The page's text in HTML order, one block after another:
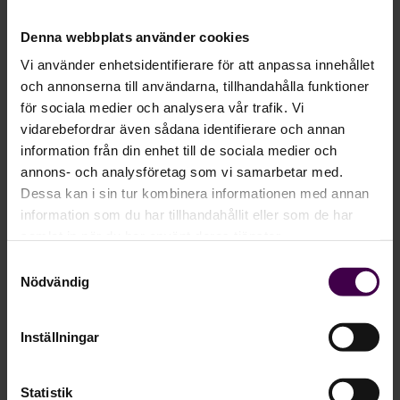
Denna webbplats använder cookies
Vi använder enhetsidentifierare för att anpassa innehållet
och annonserna till användarna, tillhandahålla funktioner
för sociala medier och analysera vår trafik. Vi
vidarebefordrar även sådana identifierare och annan
information från din enhet till de sociala medier och
annons- och analysföretag som vi samarbetar med.
Dessa kan i sin tur kombinera informationen med annan
information som du har tillhandahållit eller som de har
Nödvändig
Inställningar
Statistik
Automatisk retroberäkning.
Automatisk hantering av slutlön.
Räknar om lönen så fort ny information
registreras.
Integrerad checklista i löneprocessen.